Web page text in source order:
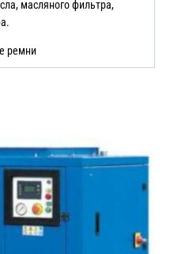
масляного фильтра,
ремни